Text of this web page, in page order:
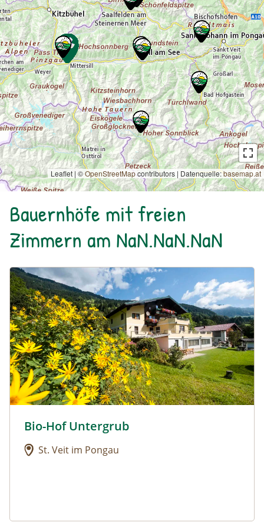
Leaflet | ©OpenStreetMapcontributors | Datenquelle:basemap.at
Bauernhöfe mit freien
Zimmern am NaN.NaN.NaN
Urlaub am Bauernhof: Bio-Hof Untergrub
Urlaub am Bauernhof: Bio-Hof Untergrub
Bio-Hof Untergrub
St. Veit im Pongau